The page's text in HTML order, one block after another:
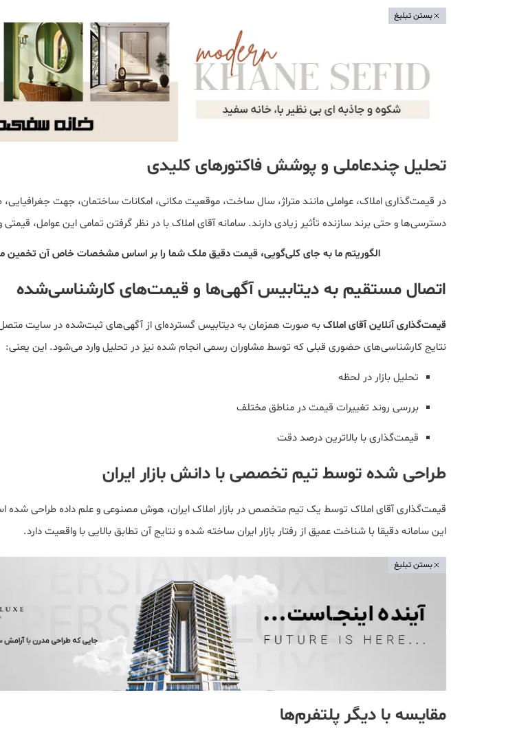
بستن تبلیغ
تحلیل چندعاملی و پوشش فاکتورهای کلیدی
در قیمت‌گذاری املاک، عواملی مانند متراژ، سال ساخت، موقعیت مکانی، امکانات ساختمان، جهت جغرافیایی،
دسترسی‌ها و حتی برند سازنده تأثیر زیادی دارند. سامانه آقای املاک با در نظر گرفتن تمامی این عوامل، قیمتی
الگوریتم ما به جای کلی‌گویی، قیمت دقیق ملک شما را بر اساس مشخصات خاص آن تخمین
اتصال مستقیم به دیتابیس آگهی‌ها و قیمت‌های کارشناسی‌شده
قیمت‌گذاری آنلاین آقای املاکبه صورت همزمان به دیتابیس گسترده‌ای از آگهی‌های ثبت‌شده در سایت
نتایج کارشناسی‌های حضوری قبلی که توسط مشاوران رسمی انجام شده نیز در تحلیل وارد می‌شود. این یعنی:
تحلیل بازار در لحظه
بررسی روند تغییرات قیمت در مناطق مختلف
قیمت‌گذاری با بالاترین درصد دقت
طراحی شده توسط تیم تخصصی با دانش بازار ایران
قیمت‌گذاری آقای املاک توسط یک تیم متخصص در بازار املاک ایران، هوش مصنوعی و علم داده طراحی شده
این سامانه دقیقا با شناخت عمیق از رفتار بازار ایران ساخته شده و نتایج آن تطابق بالایی با واقعیت دارد.
بستن تبلیغ
مقایسه با دیگر پلتفرم‌ها